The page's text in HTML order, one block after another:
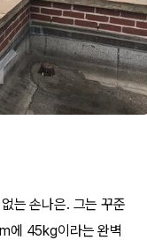
는 손나은. 그는 꾸준
에 45kg이라는 완벽